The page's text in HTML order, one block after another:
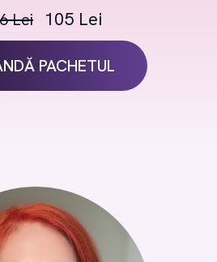
Lei 105 Lei
PACHETUL